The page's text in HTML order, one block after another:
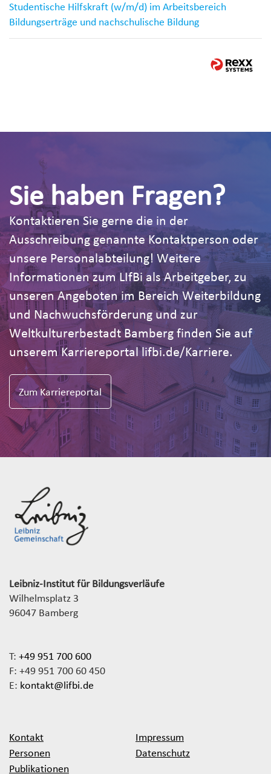
Studentische Hilfskraft (w/m/d) im Arbeitsbereich
Bildungserträge und nachschulische Bildung
Sie haben Fragen?
Kontaktieren Sie gerne die in der
Ausschreibung genannte Kontaktperson oder
unsere Personalabteilung! Weitere
Informationen zum LIfBi als Arbeitgeber, zu
unseren Angeboten im Bereich Weiterbildung
und Nachwuchsförderung und zur
Weltkulturerbestadt Bamberg finden Sie auf
unserem Karriereportal lifbi.de/Karriere.
Zum Karriereportal
Leibniz-Institut für Bildungsverläufe
Wilhelmsplatz 3
96047 Bamberg
T: +49 951 700 600
F: +49 951 700 60 450
E: kontakt@lifbi.de
Kontakt
Personen
Publikationen
Impressum
Datenschutz